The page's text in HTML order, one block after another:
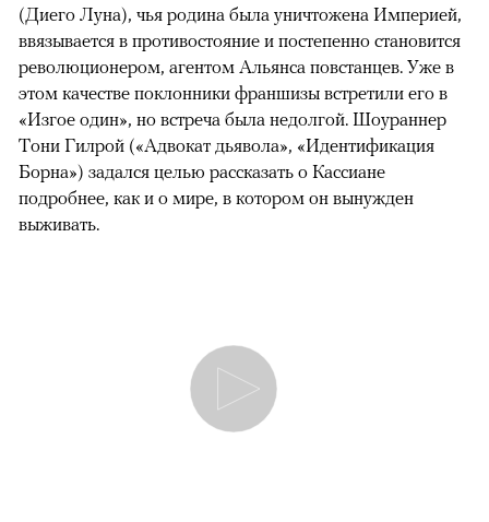
(Диего Луна), чья родина была уничтожена Империей,
ввязывается в противостояние и постепенно становится
революционером, агентом Альянса повстанцев. Уже в
этом качестве поклонники франшизы встретили его в
«Изгое один», но встреча была недолгой. Шоураннер
Тони Гилрой («Адвокат дьявола», «Идентификация
Борна») задался целью рассказать о Кассиане
подробнее, как и о мире, в котором он вынужден
выживать.